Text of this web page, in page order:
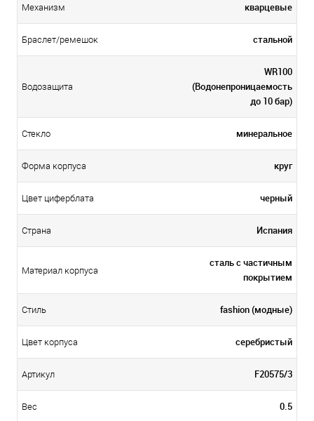
Механизм кварцевые
Браслет/ремешок стальной
Водозащита
WR100
(Водонепроницаемость
до 10 бар)
Стекло минеральное
Форма корпуса круг
Цвет циферблата черный
Страна Испания
Материал корпуса
сталь с частичным
покрытием
Стиль fashion (модные)
Цвет корпуса серебристый
Артикул F20575/3
Вес 0.5